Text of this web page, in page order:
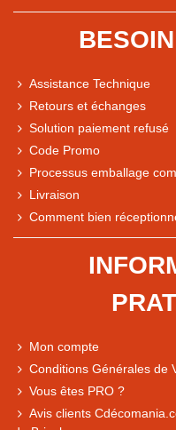
Comparaison des
Assistance Technique
Retours et échanges
Solution paiement refusé
Code Promo
Processus emballage
Livraison
Comment bien
Mon compte
Conditions Générales de
Vous êtes PRO ?
Avis clients